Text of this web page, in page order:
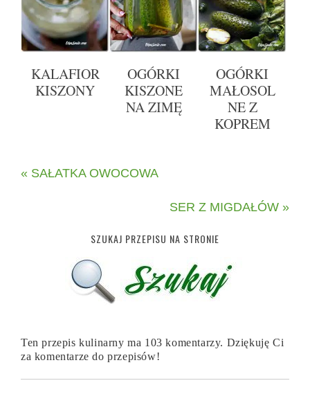
KALAFIOR
KISZONY
OGÓRKI
KISZONE
NA ZIMĘ
OGÓRKI
MAŁOSOL
NE Z
KOPREM
« SAŁATKA OWOCOWA
SER Z MIGDAŁÓW »
SZUKAJ PRZEPISU NA STRONIE
Ten przepis kulinarny ma 103 komentarzy. Dziękuję Ci
za komentarze do przepisów!